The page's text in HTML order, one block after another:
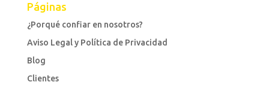
Páginas
¿Porqué confiar en nosotros?
Aviso Legal y Política de Privacidad
Blog
Clientes